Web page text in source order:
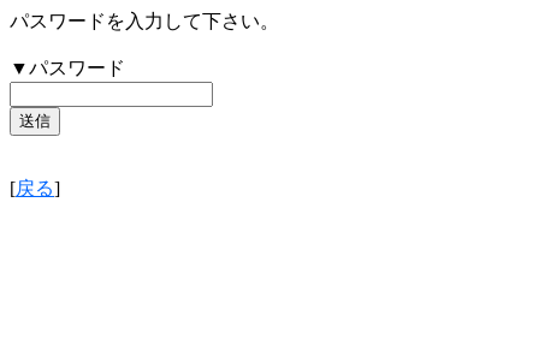
パスワードを入力して下さい。
▼パスワード
[戻る]